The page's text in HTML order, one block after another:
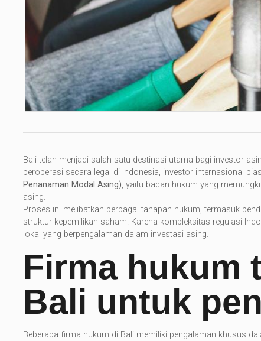
Bali telah menjadi salah satu destinasi utama bagi investor
beroperasi secara legal di Indonesia, investor internasional
Penanaman Modal Asing), yaitu badan hukum yang
asing.
Proses ini melibatkan berbagai tahapan hukum, termasuk
struktur kepemilikan saham. Karena kompleksitas regulasi
lokal yang berpengalaman dalam investasi asing.
Firma hukum
Bali untuk
Beberapa firma hukum di Bali memiliki pengalaman khusus